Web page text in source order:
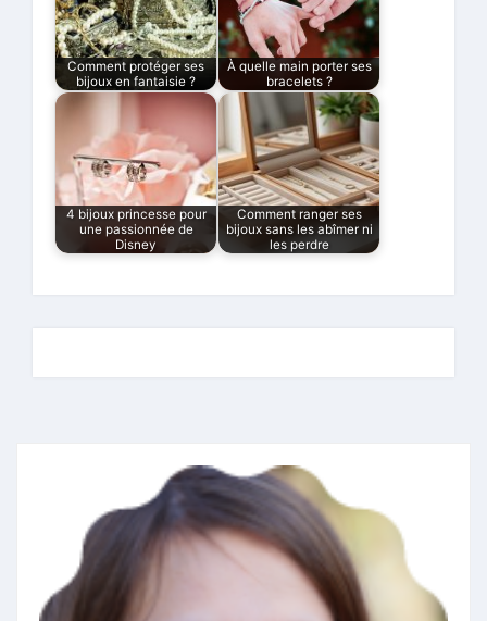
Comment protéger ses
bijoux en fantaisie ?
À quelle main porter ses
bracelets ?
4 bijoux princesse pour
une passionnée de
Disney
Comment ranger ses
bijoux sans les abîmer ni
les perdre